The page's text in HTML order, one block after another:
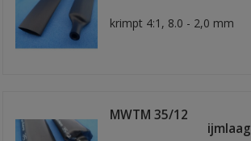
krimpt 4:1, 8.0 - 2,0 mm
MWTM 35/12
krimpkous met lijmlaag